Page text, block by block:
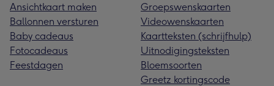
Ansichtkaart maken
Ballonnen versturen
Baby cadeaus
Fotocadeaus
Feestdagen
Groepswenskaarten
Videowenskaarten
Kaartteksten (schrijfhulp)
Uitnodigingsteksten
Bloemsoorten
Greetz kortingscode